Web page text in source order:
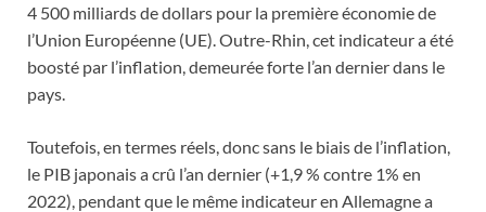
4 500 milliards de dollars pour la première économie de
l’Union Européenne (UE). Outre-Rhin, cet indicateur a été
boosté par l’inflation, demeurée forte l’an dernier dans le
pays.
Toutefois, en termes réels, donc sans le biais de l’inflation,
le PIB japonais a crû l’an dernier (+1,9 % contre 1% en
2022), pendant que le même indicateur en Allemagne a